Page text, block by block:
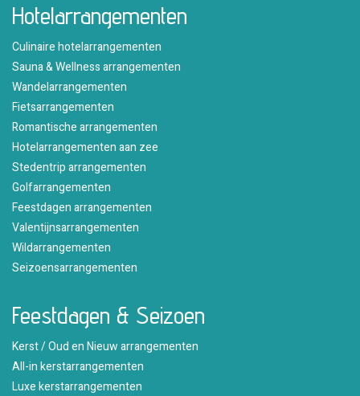
Hotelarrangementen
Culinaire hotelarrangementen
Sauna & Wellness arrangementen
Wandelarrangementen
Fietsarrangementen
Romantische arrangementen
Hotelarrangementen aan zee
Stedentrip arrangementen
Golfarrangementen
Feestdagen arrangementen
Valentijnsarrangementen
Wildarrangementen
Seizoensarrangementen
Feestdagen & Seizoen
Kerst / Oud en Nieuw arrangementen
All-in kerstarrangementen
Luxe kerstarrangementen